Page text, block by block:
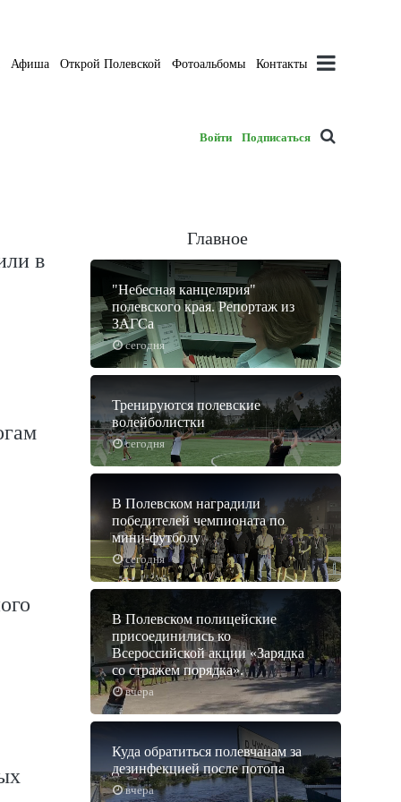
Афиша Открой Полевской Фотоальбомы Контакты
Войти Подписаться
в
Главное
сегодня
"Небесная канцелярия"
полевского края. Репортаж из
ЗАГСа
сегодня
Тренируются полевские
волейболистки
сегодня
В Полевском наградили
победителей чемпионата по
мини-футболу
вчера
В Полевском полицейские
присоединились ко
Всероссийской акции «Зарядка
со стражем порядка».
вчера
Куда обратиться полевчанам за
дезинфекцией после потопа